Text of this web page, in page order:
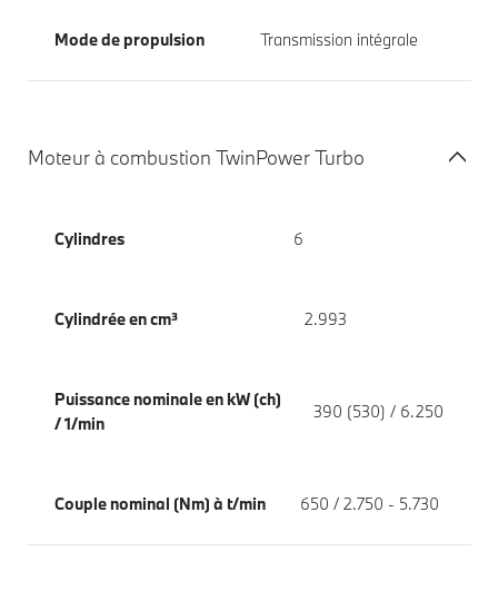
Mode de propulsion Transmission intégrale
Moteur à combustion TwinPower Turbo
Cylindres 6
Cylindrée en cm³ 2.993
Puissance nominale en kW (ch)
/ 1/min
390 (530) / 6.250
Couple nominal (Nm) à t/min 650 / 2.750 - 5.730